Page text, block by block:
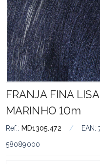
FRANJA FINA
MARINHO 10m
Ref.: MD1305.472 / EAN:
58089000